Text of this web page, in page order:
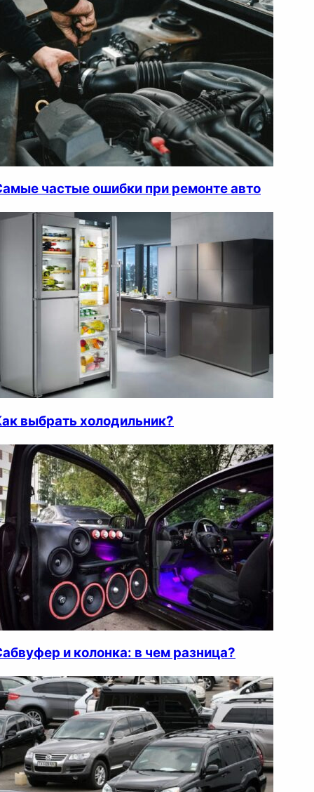
частые ошибки при ремонте авто
выбрать холодильник?
и колонка: в чем разница?